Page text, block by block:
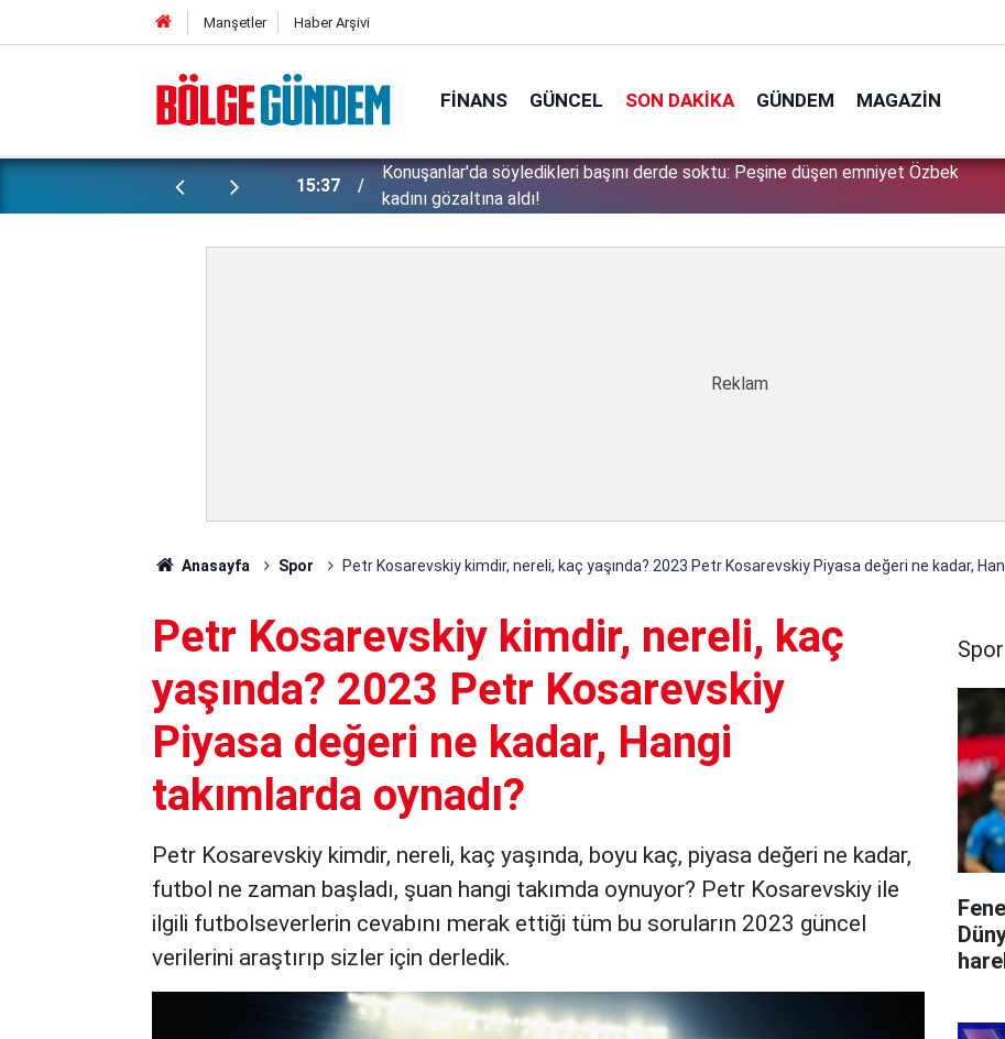
Manşetler Haber Arşivi
FINANS GÜNCEL SON DAKIKA GÜNDEM MAGAZIN
ünlü futbolcu Lukaku için harekete
15:37
Konuşanlar'da söyledikleri başını derde soktu: Peşine düşen emniyet Özbek
kadını gözaltına aldı!
Anasayfa Spor Petr Kosarevskiy kimdir, nereli, kaç yaşında? 2023 Petr Kosarevskiy Piyasa değeri ne kadar,
Petr Kosarevskiy kimdir, nereli, kaç
yaşında? 2023 Petr Kosarevskiy
Piyasa değeri ne kadar, Hangi
takımlarda oynadı?
Petr Kosarevskiy kimdir, nereli, kaç yaşında, boyu kaç, piyasa değeri ne kadar,
futbol ne zaman başladı, şuan hangi takımda oynuyor? Petr Kosarevskiy ile
ilgili futbolseverlerin cevabını merak ettiği tüm bu soruların 2023 güncel
verilerini araştırıp sizler için derledik.
Spor